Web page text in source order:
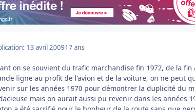
13 avril 200917 ans
on se souvient du trafic marchandise fin 1972, de la
ligne au profit de l'avion et de la voiture, on ne peut
sur les années 1970 pour démontrer la duplicité du
mais on aurait aussi pu revenir dans les années